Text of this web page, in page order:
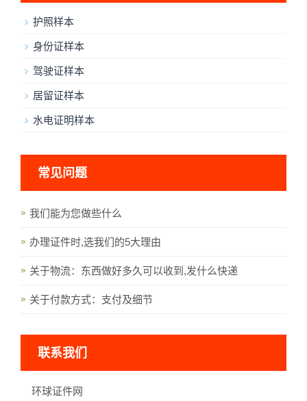
护照样本
身份证样本
驾驶证样本
居留证样本
水电证明样本
常见问题
我们能为您做些什么
办理证件时,选我们的5大理由
关于物流：东西做好多久可以收到,发什么快递
关于付款方式：支付及细节
联系我们
环球证件网